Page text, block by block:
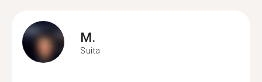
M.
Suita